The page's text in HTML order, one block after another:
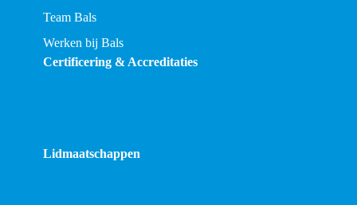
Team Bals
Werken bij Bals
Certificering & Accreditaties
Lidmaatschappen